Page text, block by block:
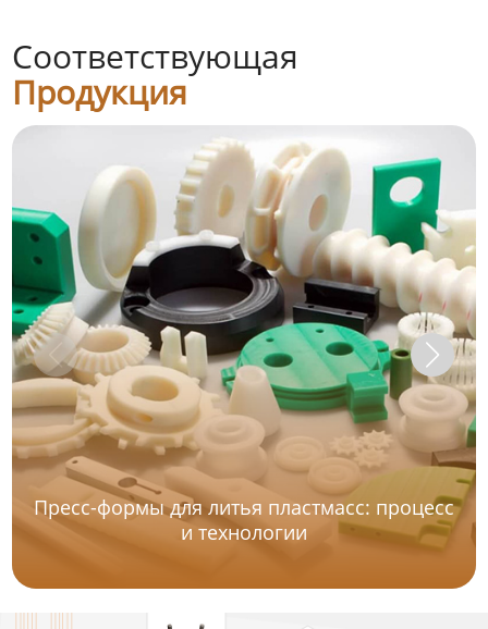
Соответствующая
Продукция
Пресс-формы для литья пластмасс: процесс
и технологии